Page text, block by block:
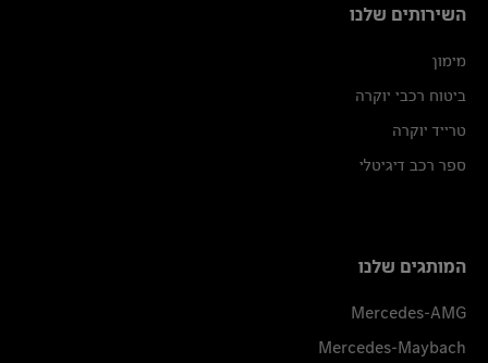
השירותים שלנו
מימון
ביטוח רכבי יוקרה
טרייד יוקרה
ספר רכב דיגיטלי
המותגים שלנו
Mercedes-AMG
Mercedes-Maybach